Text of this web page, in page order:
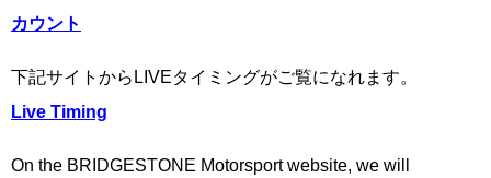
カウント
下記サイトからLIVEタイミングがご覧になれます。
Live Timing
On the BRIDGESTONE Motorsport website, we will